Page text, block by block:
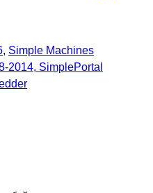
, Simple Machines
2014, SimplePortal